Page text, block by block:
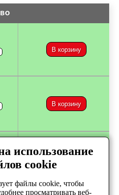
В корзину
В корзину
использование
cookie
файлы cookie, чтобы
просматривать веб-